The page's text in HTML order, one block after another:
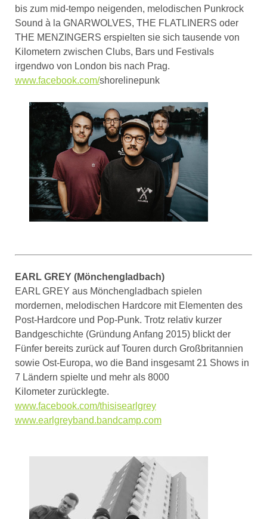
bis zum mid-tempo neigenden, melodischen Punkrock
Sound à la GNARWOLVES, THE FLATLINERS oder
THE MENZINGERS erspielten sie sich tausende von
Kilometern zwischen Clubs, Bars und Festivals
irgendwo von London bis nach Prag.
www.facebook.com/shorelinepunk
EARL GREY (Mönchengladbach)
EARL GREY aus Mönchengladbach spielen
mordernen, melodischen Hardcore mit Elementen des
Post-Hardcore und Pop-Punk. Trotz relativ kurzer
Bandgeschichte (Gründung Anfang 2015) blickt der
Fünfer bereits zurück auf Touren durch Großbritannien
sowie Ost-Europa, wo die Band insgesamt 21 Shows in
7 Ländern spielte und mehr als 8000
Kilometer zurücklegte.
www.facebook.com/thisisearlgrey
www.earlgreyband.bandcamp.com